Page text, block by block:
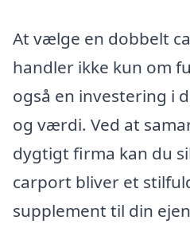
At vælge en dobbelt
handler ikke kun om
også en investering i
og værdi. Ved at
dygtigt firma kan du
carport bliver et
supplement til din